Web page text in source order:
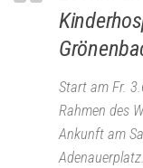
Start am Fr.
Rahmen des
Ankunft am